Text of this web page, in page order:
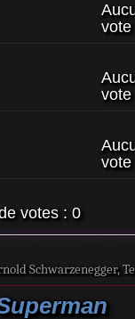
vote
vote
vote
votes : 0
Schwarzenegger,